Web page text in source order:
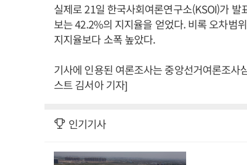
실제로 21일 한국사회여론연구소(KSOI)가
보는 42.2%의 지지율을 얻었다. 비록 오차범
지지율보다 소폭 높았다.
기사에 인용된 여론조사는 중앙선거여론조
스트 김서아 기자]
인기기사